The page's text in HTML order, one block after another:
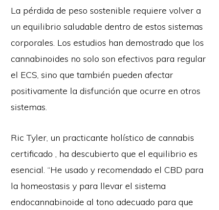
La pérdida de peso sostenible requiere volver a
un equilibrio saludable dentro de estos sistemas
corporales. Los estudios han demostrado que los
cannabinoides no solo son efectivos para regular
el ECS, sino que también pueden afectar
positivamente la disfunción que ocurre en otros
sistemas.
Ric Tyler, un practicante holístico de cannabis
certificado , ha descubierto que el equilibrio es
esencial. “He usado y recomendado el CBD para
la homeostasis y para llevar el sistema
endocannabinoide al tono adecuado para que